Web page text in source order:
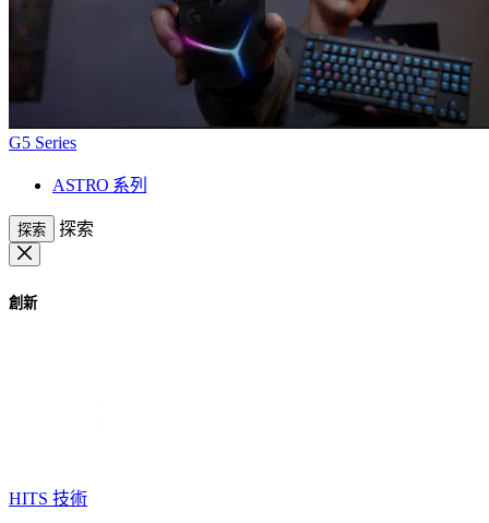
G5 Series
ASTRO 系列
探索 探索
創新
HITS 技術